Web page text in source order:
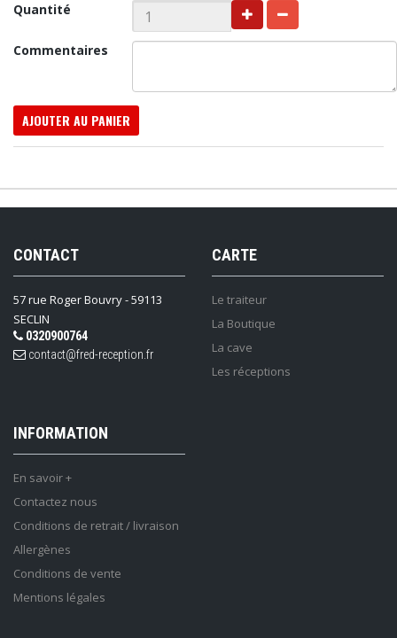
Quantité
Commentaires
AJOUTER AU PANIER
CONTACT
57 rue Roger Bouvry - 59113
SECLIN
0320900764
contact@fred-reception.fr
CARTE
Le traiteur
La Boutique
La cave
Les réceptions
INFORMATION
En savoir +
Contactez nous
Conditions de retrait / livraison
Allergènes
Conditions de vente
Mentions légales